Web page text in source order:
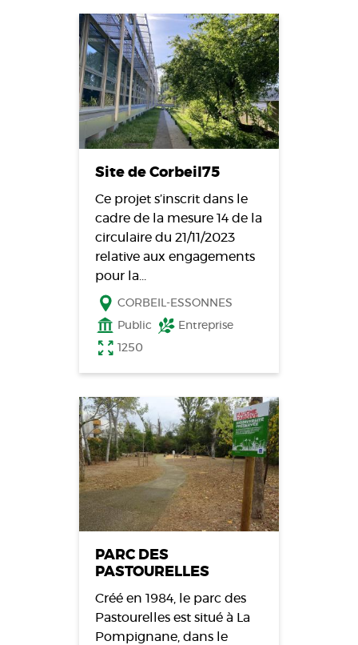
Site de Corbeil75
Ce projet s’inscrit dans le
cadre de la mesure 14 de la
circulaire du 21/11/2023
relative aux engagements
pour la…
CORBEIL-ESSONNES
Public
Entreprise
1250
PARC DES
PASTOURELLES
Créé en 1984, le parc des
Pastourelles est situé à La
Pompignane, dans le